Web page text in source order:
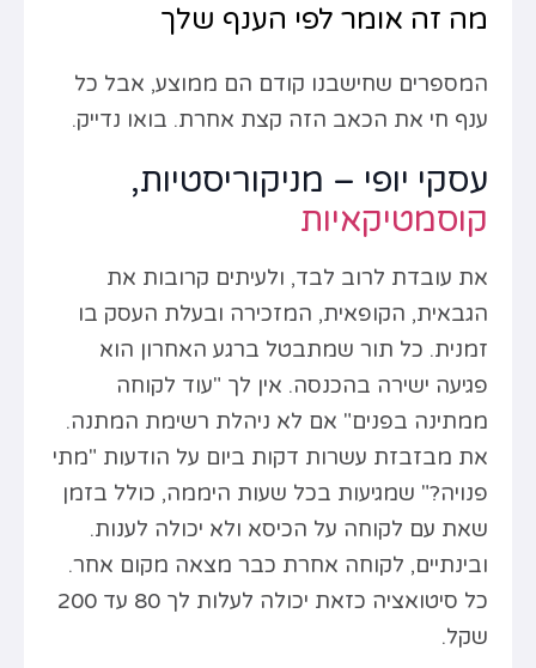
מה זה אומר לפי הענף שלך
המספרים שחישבנו קודם הם ממוצע, אבל כל
ענף חי את הכאב הזה קצת אחרת. בואו נדייק.
עסקי יופי – מניקוריסטיות,
קוסמטיקאיות
את עובדת לרוב לבד, ולעיתים קרובות את
הגבאית, הקופאית, המזכירה ובעלת העסק בו
זמנית. כל תור שמתבטל ברגע האחרון הוא
פגיעה ישירה בהכנסה. אין לך "עוד לקוחה
ממתינה בפנים" אם לא ניהלת רשימת המתנה.
את מבזבזת עשרות דקות ביום על הודעות "מתי
פנויה?" שמגיעות בכל שעות היממה, כולל בזמן
שאת עם לקוחה על הכיסא ולא יכולה לענות.
ובינתיים, לקוחה אחרת כבר מצאה מקום אחר.
כל סיטואציה כזאת יכולה לעלות לך 80 עד 200
שקל.